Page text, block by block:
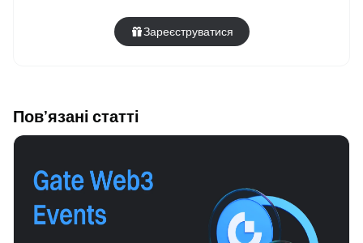
Зареєструватися
Пов’язані статті